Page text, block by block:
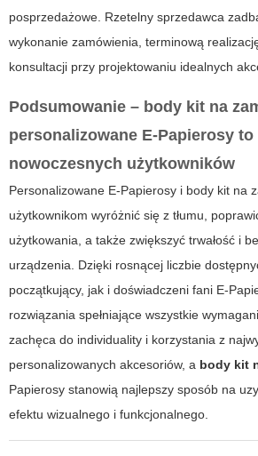
posprzedażowe. Rzetelny sprzedawca
wykonanie zamówienia, terminową
konsultacji przy projektowaniu idealnych
Podsumowanie – body kit na
personalizowane E-Papierosy
nowoczesnych użytkowników
Personalizowane E-Papierosy i body kit na
użytkownikom wyróżnić się z tłumu,
użytkowania, a także zwiększyć trwałość i
urządzenia. Dzięki rosnącej liczbie
początkujący, jak i doświadczeni fani E-
rozwiązania spełniające wszystkie
zachęca do individuality i korzystania z
personalizowanych akcesoriów, a body kit
Papierosy stanowią najlepszy sposób na
efektu wizualnego i funkcjonalnego.